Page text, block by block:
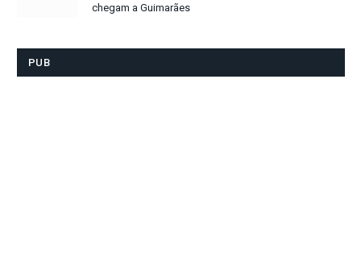
chegam a Guimarães
PUB